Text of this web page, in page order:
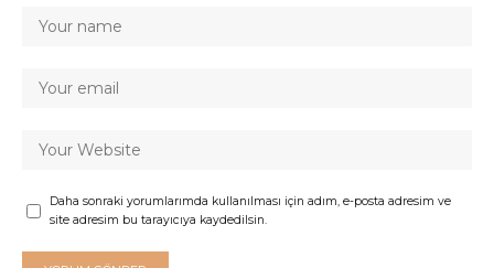
Daha sonraki yorumlarımda kullanılması için adım, e-posta adresim ve
site adresim bu tarayıcıya kaydedilsin.